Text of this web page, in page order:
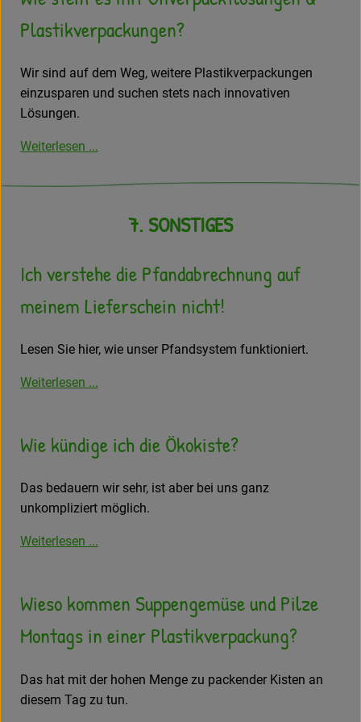
Plastikverpackungen?
Wir sind auf dem Weg, weitere Plastikverpackungen
einzusparen und suchen stets nach innovativen
Lösungen.
Weiterlesen ...
7. SONSTIGES
Ich verstehe die Pfandabrechnung auf
meinem Lieferschein nicht!
Lesen Sie hier, wie unser Pfandsystem funktioniert.
Weiterlesen ...
Wie kündige ich die Ökokiste?
Das bedauern wir sehr, ist aber bei uns ganz
unkompliziert möglich.
Weiterlesen ...
Wieso kommen Suppengemüse und Pilze
Montags in einer Plastikverpackung?
Das hat mit der hohen Menge zu packender Kisten an
diesem Tag zu tun.